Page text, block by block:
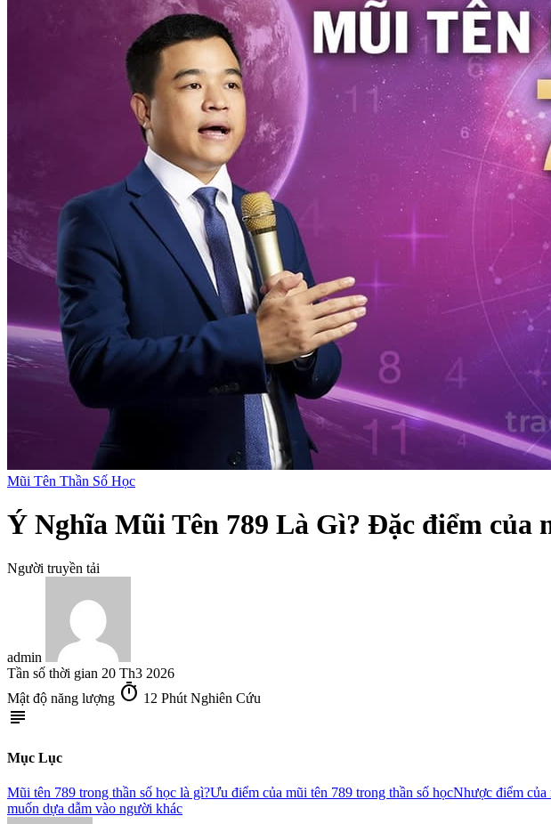
Mũi Tên Thần Số Học
Ý Nghĩa Mũi Tên 789 Là Gì? Đặc điểm của
Người truyền tải
admin
Tần số thời gian 20 Th3 2026
Mật độ năng lượng timer 12 Phút Nghiên Cứu
subject
Mục Lục
Mũi tên 789 trong thần số học là gì?Ưu điểm của mũi tên 789 trong thần số họcNhược điểm của
muốn dựa dẫm vào người khác